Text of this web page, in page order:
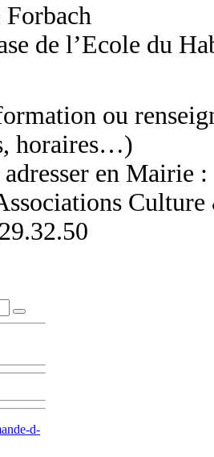
de l’Ecole du
ou
horaires…)
en Mairie :
d-